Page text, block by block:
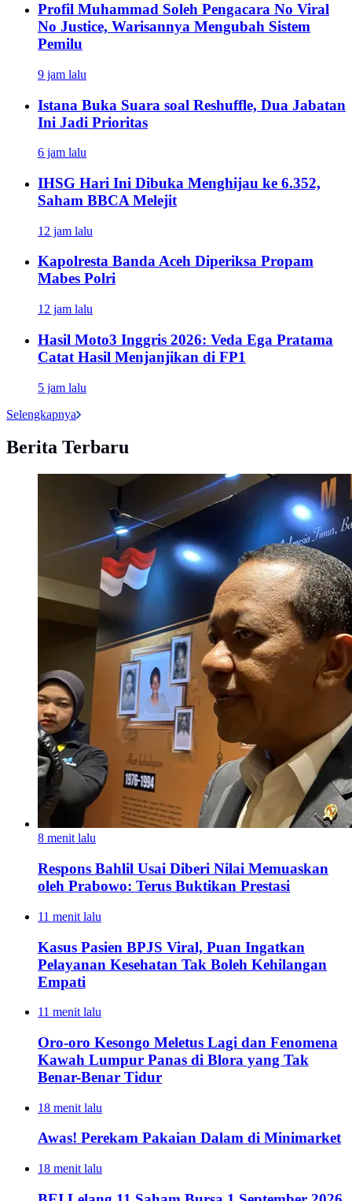
Profil Muhammad Soleh Pengacara No Viral
No Justice, Warisannya Mengubah Sistem
Pemilu
9 jam lalu
Istana Buka Suara soal Reshuffle, Dua Jabatan
Ini Jadi Prioritas
6 jam lalu
IHSG Hari Ini Dibuka Menghijau ke 6.352,
Saham BBCA Melejit
12 jam lalu
Kapolresta Banda Aceh Diperiksa Propam
Mabes Polri
12 jam lalu
Hasil Moto3 Inggris 2026: Veda Ega Pratama
Catat Hasil Menjanjikan di FP1
5 jam lalu
Selengkapnya
Berita Terbaru
8 menit lalu
Respons Bahlil Usai Diberi Nilai Memuaskan
oleh Prabowo: Terus Buktikan Prestasi
11 menit lalu
Kasus Pasien BPJS Viral, Puan Ingatkan
Pelayanan Kesehatan Tak Boleh Kehilangan
Empati
11 menit lalu
Oro-oro Kesongo Meletus Lagi dan Fenomena
Kawah Lumpur Panas di Blora yang Tak
Benar-Benar Tidur
18 menit lalu
Awas! Perekam Pakaian Dalam di Minimarket
18 menit lalu